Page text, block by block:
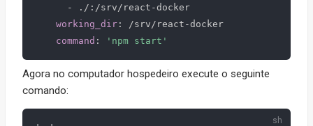
-
./ : /srv/react -docker
working_dir : /srv/react -docker
command : 'npm start'
Agora no computador hospedeiro execute o seguinte
comando: